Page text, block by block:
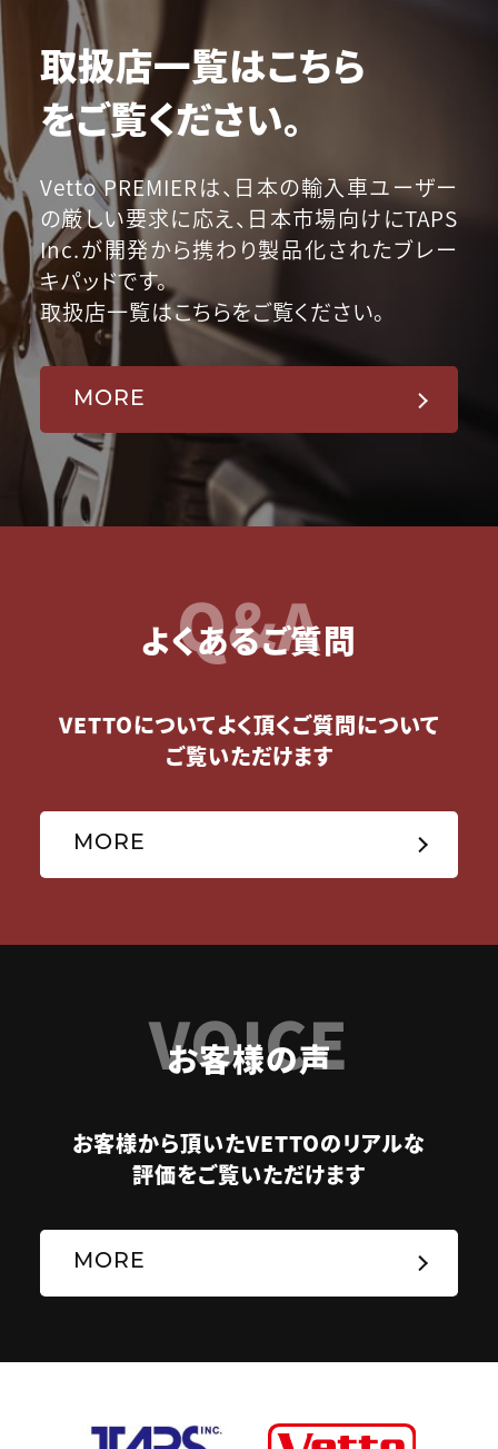
取扱店一覧はこちら
をご覧ください。
Vetto PREMIERは、日本の輸入車ユーザー
の厳しい要求に応え、日本市場向けにTAPS
Inc.が開発から携わり製品化されたブレー
キパッドです。
取扱店一覧はこちらをご覧ください。
MORE
Q&A
よくあるご質問
VETTOについてよく頂くご質問について
ご覧いただけます
MORE
VOICE
お客様の声
お客様から頂いたVETTOのリアルな
評価をご覧いただけます
MORE